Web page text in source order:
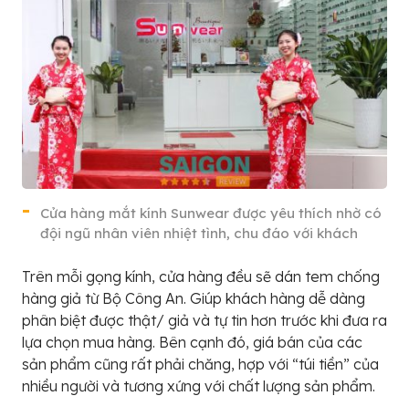
Cửa hàng mắt kính Sunwear được yêu thích nhờ có
đội ngũ nhân viên nhiệt tình, chu đáo với khách
Trên mỗi gọng kính, cửa hàng đều sẽ dán tem chống
hàng giả từ Bộ Công An. Giúp khách hàng dễ dàng
phân biệt được thật/ giả và tự tin hơn trước khi đưa ra
lựa chọn mua hàng. Bên cạnh đó, giá bán của các
sản phẩm cũng rất phải chăng, hợp với “túi tiền” của
nhiều người và tương xứng với chất lượng sản phẩm.